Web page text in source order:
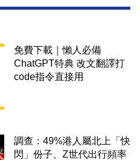
免費下載｜懶人必備
ChatGPT特典 改文翻譯打
code指令直接用
調查：49%港人屬北上「快
閃」份子、Z世代出行頻率